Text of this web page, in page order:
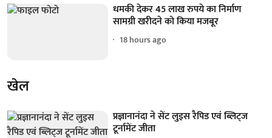
धमकी देकर 45 लाख रुपये का निर्माण
सामग्री खरीदने को किया मजबूर
18 hours ago
खेल
प्रज्ञानानंदा ने सेंट लुइस रैपिड एवं ब्लिट्ज
टूर्नामेंट जीता